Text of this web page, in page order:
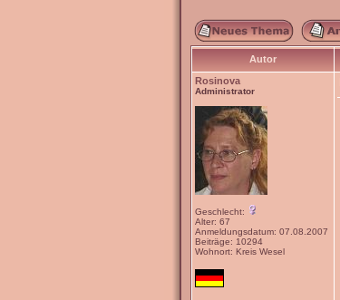
Autor
Rosinova
Administrator
Geschlecht:
Alter: 67
Anmeldungsdatum: 07.08.2007
Beiträge: 10294
Wohnort: Kreis Wesel